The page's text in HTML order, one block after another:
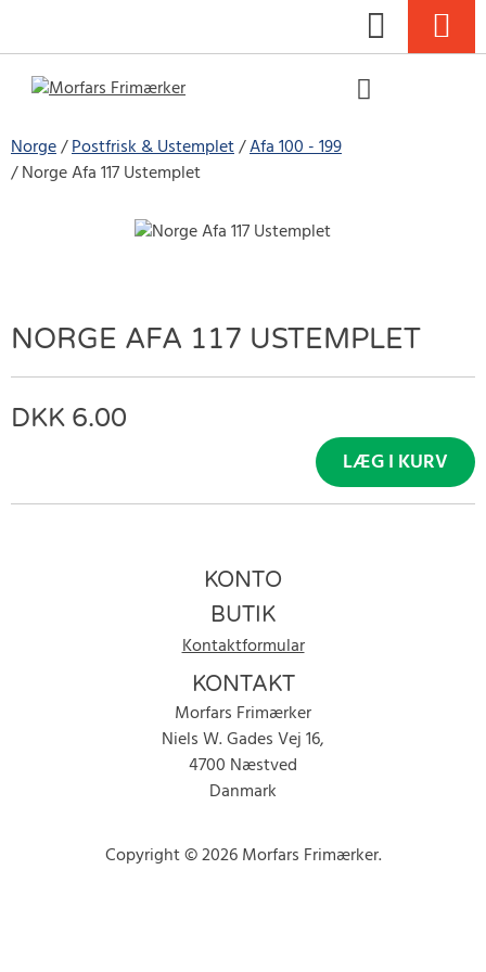
Norge Postfrisk & Ustemplet Afa 100 - 199
Norge Afa 117 Ustemplet
NORGE AFA 117 USTEMPLET
6.00
LÆG I KURV
KONTO
BUTIK
Kontaktformular
KONTAKT
Morfars Frimærker
Niels W. Gades Vej 16,
4700 Næstved
Danmark
Copyright © 2026 Morfars Frimærker.